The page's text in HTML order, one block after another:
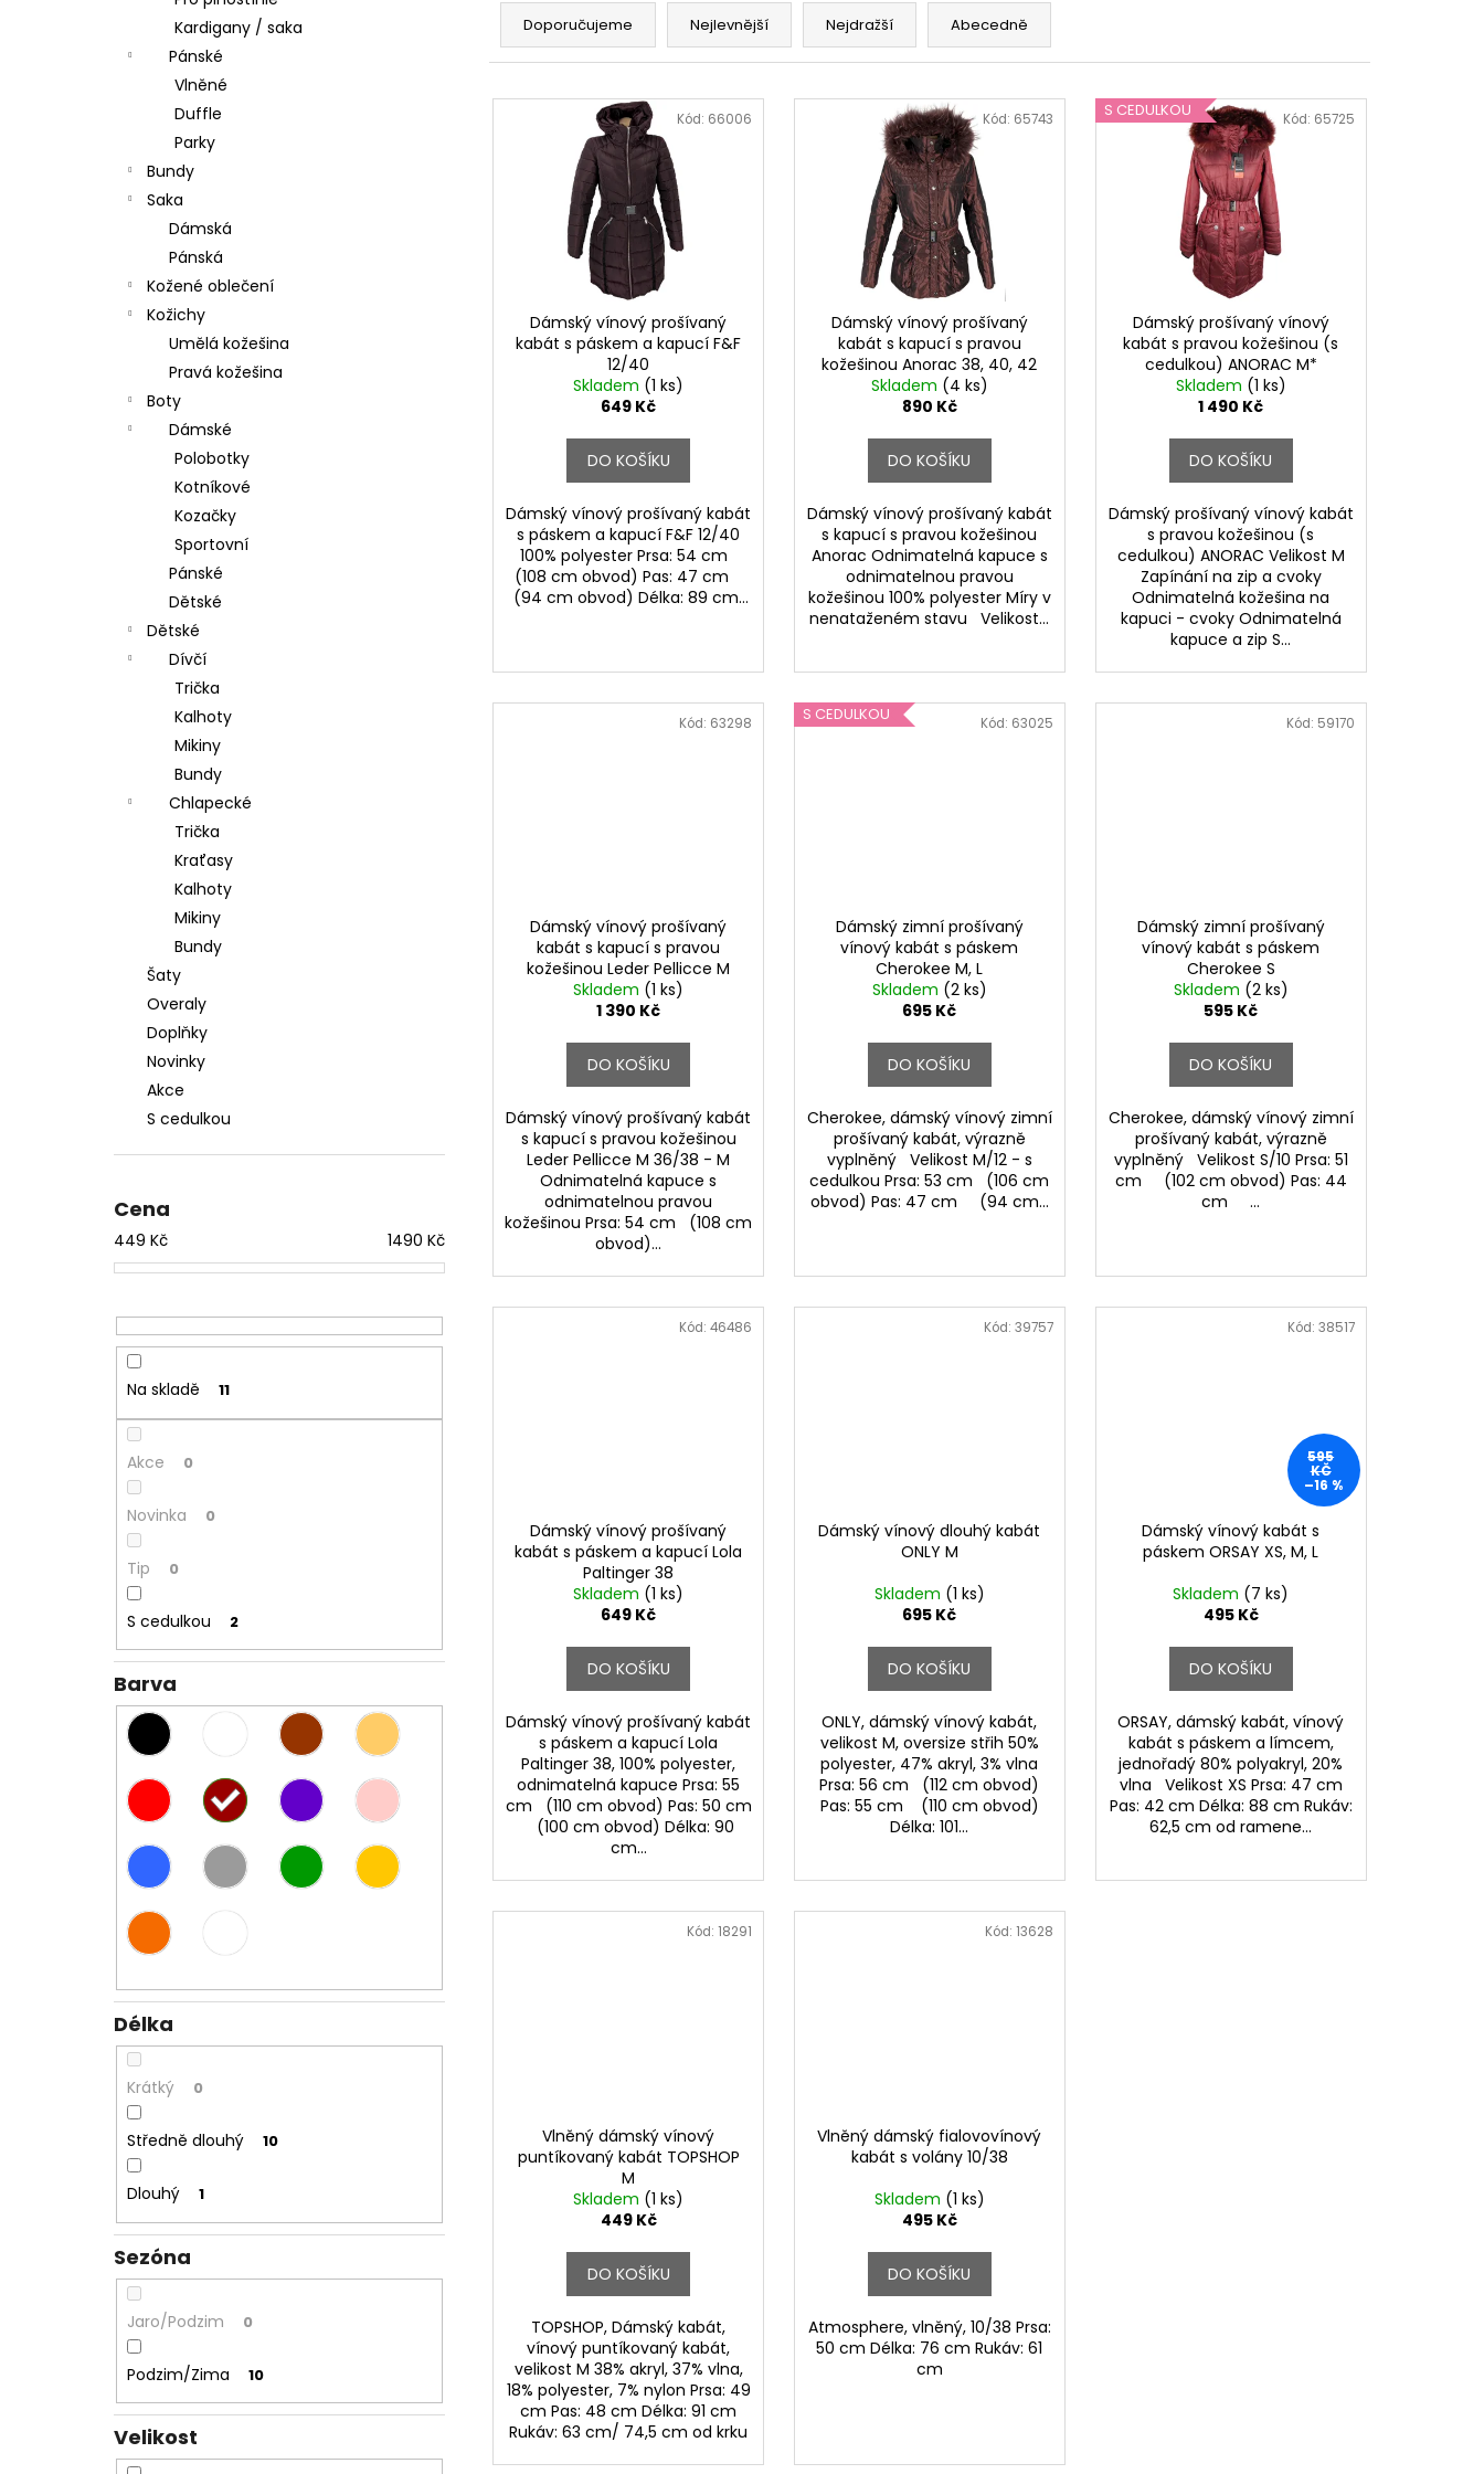
Kardigany / saka
Pánské
Vlněné
Duffle
Parky
Bundy
Saka
Dámská
Pánská
Kožené oblečení
Kožichy
Umělá kožešina
Pravá kožešina
Boty
Dámské
Polobotky
Kotníkové
Kozačky
Sportovní
Pánské
Dětské
Dětské
Dívčí
Trička
Kalhoty
Mikiny
Bundy
Chlapecké
Trička
Kraťasy
Kalhoty
Mikiny
Bundy
Šaty
Overaly
Doplňky
Novinky
Akce
S cedulkou
Cena
449 Kč 1490 Kč
Na skladě 11
Akce 0
Novinka 0
Tip 0
S cedulkou 2
Barva
Délka
Krátký 0
Středně dlouhý 10
Dlouhý 1
Sezóna
Jaro/Podzim 0
Podzim/Zima 10
Velikost
z
Doporučujeme Nejlevnější Nejdražší Abecedně
V
Dámský vínový prošívaný
kabát s páskem a kapucí F&F
12/40
Skladem (1 ks)
649 Kč
DO KOŠÍKU
Dámský vínový prošívaný kabát
s páskem a kapucí F&F 12/40
100% polyester Prsa: 54 cm
(108 cm obvod) Pas: 47 cm
(94 cm obvod) Délka: 89 cm...
Kód: 66006
Dámský vínový prošívaný
kabát s kapucí s pravou
kožešinou Anorac 38, 40, 42
Skladem (4 ks)
890 Kč
DO KOŠÍKU
Dámský vínový prošívaný kabát
s kapucí s pravou kožešinou
Anorac Odnimatelná kapuce s
odnimatelnou pravou
kožešinou 100% polyester Míry v
nenataženém stavu Velikost...
Kód: 65743 S CEDULKOU
Dámský prošívaný vínový
kabát s pravou kožešinou (s
cedulkou) ANORAC M*
Skladem (1 ks)
1 490 Kč
DO KOŠÍKU
Dámský prošívaný vínový kabát
s pravou kožešinou (s
cedulkou) ANORAC Velikost M
Zapínání na zip a cvoky
Odnimatelná kožešina na
kapuci - cvoky Odnimatelná
kapuce a zip S...
Kód: 65725
Dámský vínový prošívaný
kabát s kapucí s pravou
kožešinou Leder Pellicce M
Skladem (1 ks)
1 390 Kč
DO KOŠÍKU
Dámský vínový prošívaný kabát
s kapucí s pravou kožešinou
Leder Pellicce M 36/38 - M
Odnimatelná kapuce s
odnimatelnou pravou
kožešinou Prsa: 54 cm (108 cm
obvod)...
Kód: 63298 S CEDULKOU
Dámský zimní prošívaný
vínový kabát s páskem
Cherokee M, L
Skladem (2 ks)
695 Kč
DO KOŠÍKU
Cherokee, dámský vínový zimní
prošívaný kabát, výrazně
vyplněný Velikost M/12 - s
cedulkou Prsa: 53 cm (106 cm
obvod) Pas: 47 cm (94 cm...
Kód: 63025
Dámský zimní prošívaný
vínový kabát s páskem
Cherokee S
Skladem (2 ks)
595 Kč
DO KOŠÍKU
Cherokee, dámský vínový zimní
prošívaný kabát, výrazně
vyplněný Velikost S/10 Prsa: 51
cm (102 cm obvod) Pas: 44
cm ...
Kód: 59170
Dámský vínový prošívaný
kabát s páskem a kapucí Lola
Paltinger 38
Skladem (1 ks)
649 Kč
DO KOŠÍKU
Dámský vínový prošívaný kabát
s páskem a kapucí Lola
Paltinger 38, 100% polyester,
odnimatelná kapuce Prsa: 55
cm (110 cm obvod) Pas: 50 cm
(100 cm obvod) Délka: 90
cm...
Kód:46486
Dámský vínový dlouhý kabát
ONLY M
Skladem (1 ks)
695 Kč
DO KOŠÍKU
ONLY, dámský vínový kabát,
velikost M, oversize střih 50%
polyester, 47% akryl, 3% vlna
Prsa: 56 cm (112 cm obvod)
Pas: 55 cm (110 cm obvod)
Délka: 101...
Kód: 39757
595
KČ
–16 %
Dámský vínový kabát s
páskem ORSAY XS, M, L
Skladem (7 ks)
495 Kč
DO KOŠÍKU
ORSAY, dámský kabát, vínový
kabát s páskem a límcem,
jednořadý 80% polyakryl, 20%
vlna Velikost XS Prsa: 47 cm
Pas: 42 cm Délka: 88 cm Rukáv:
62,5 cm od ramene...
Kód: 38517
Vlněný dámský vínový
puntíkovaný kabát TOPSHOP
M
Skladem (1 ks)
449 Kč
DO KOŠÍKU
TOPSHOP, Dámský kabát,
vínový puntíkovaný kabát,
velikost M 38% akryl, 37% vlna,
18% polyester, 7% nylon Prsa: 49
cm Pas: 48 cm Délka: 91 cm
Rukáv: 63 cm/ 74,5 cm od krku
Kód:18291
Vlněný dámský fialovovínový
kabát s volány 10/38
Skladem (1 ks)
495 Kč
DO KOŠÍKU
Atmosphere, vlněný, 10/38 Prsa:
50 cm Délka: 76 cm Rukáv: 61
cm
Kód: 13628